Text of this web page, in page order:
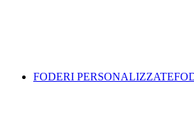
FODERI PERSONALIZZATE